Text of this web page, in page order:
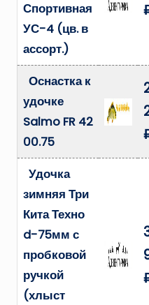
Спортивная
УС-4 (цв. в
ассорт.)
Оснастка к
удочке
Salmo FR 42
00.75
Удочка
зимняя Три
Кита Техно
d-75мм с
пробковой
ручкой
(хлыст